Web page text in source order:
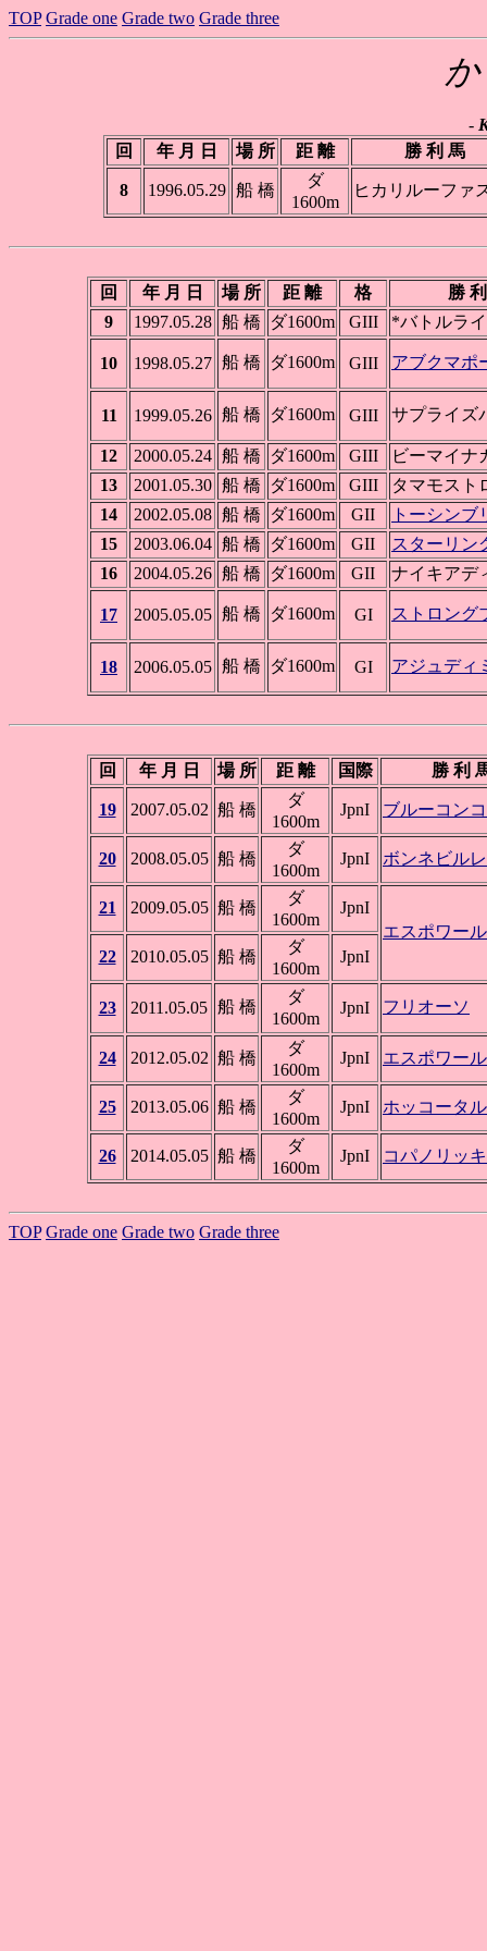
TOP Grade one Grade two Grade three
-
回
年 月 日 場 所 距 離 勝 利 馬
8 1996.05.29 船 橋
ダ
1600m
ヒカリルーファ
回 年 月 日 場 所 距 離 格
勝
9
1997.05.28 船 橋 ダ1600m GIII *バトルラ
10 1998.05.27 船 橋 ダ1600m GIII アブクマポ
11 1999.05.26 船 橋 ダ1600m GIII サプライズ
12 2000.05.24 船 橋 ダ1600m GIII
ビーマイナ
13
2001.05.30 船 橋 ダ1600m GIII
タマモスト
14
2002.05.08 船 橋 ダ1600m GII
トーシンブ
15
2003.06.04 船 橋 ダ1600m GII
スターリン
16
2004.05.26 船 橋 ダ1600m GII ナイキアデ
17 2005.05.05 船 橋 ダ1600m GI ストロング
18 2006.05.05 船 橋 ダ1600m GI アジュディ
回 年 月 日 場 所 距 離 国際 勝 利
19 2007.05.02 船 橋
ダ
1600m
JpnI ブルーコン
20 2008.05.05 船 橋
ダ
1600m
JpnI ボンネビル
21 2009.05.05 船 橋
ダ
1600m
JpnI
エスポワー
22
2010.05.05 船 橋
ダ
1600m
JpnI
23 2011.05.05 船 橋
ダ
1600m
JpnI フリオーソ
24 2012.05.02 船 橋
ダ
1600m
JpnI エスポワー
25 2013.05.06 船 橋
ダ
1600m
JpnI ホッコータ
26 2014.05.05 船 橋
ダ
1600m
JpnI コパノリッ
TOP Grade one Grade two Grade three